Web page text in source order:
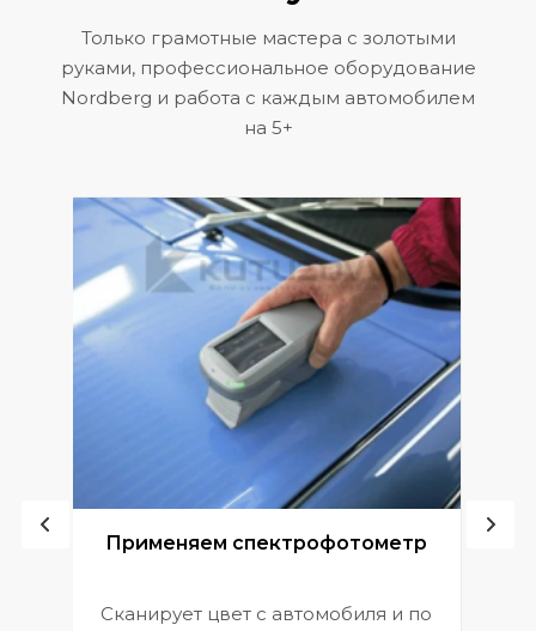
Только грамотные мастера с золотыми
руками, профессиональное оборудование
Nordberg и работа с каждым автомобилем
на 5+
Применяем спектрофотометр
Сканирует цвет с автомобиля и по